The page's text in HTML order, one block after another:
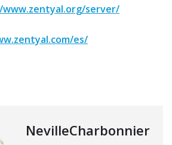
server/
es/
NevilleCharbonnier